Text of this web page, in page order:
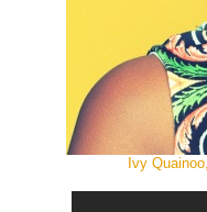
Ivy